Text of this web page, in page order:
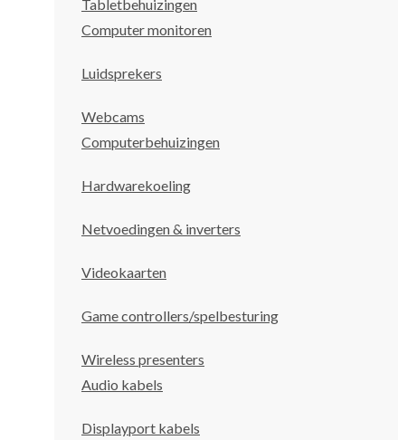
Tabletbehuizingen
Computer monitoren
Luidsprekers
Webcams
Computerbehuizingen
Hardwarekoeling
Netvoedingen & inverters
Videokaarten
Game controllers/spelbesturing
Wireless presenters
Audio kabels
Displayport kabels